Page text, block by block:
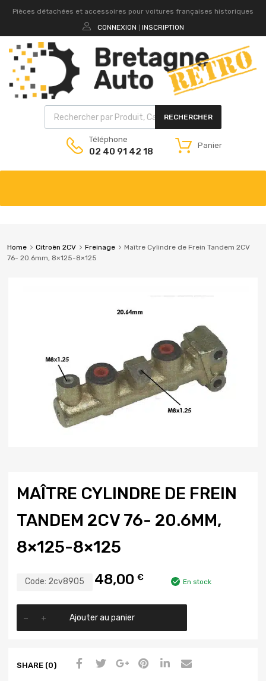
Pièces détachées et accessoires pour voitures françaises historiques
CONNEXION
INSCRIPTION
RECHERCHER
Téléphone
02 40 91 42 18
Panier
Home Citroën 2CV Freinage
Maître Cylindre de Frein Tandem 2CV
76- 20.6mm, 8×125-8×125
MAÎTRE CYLINDRE DE FREIN
TANDEM 2CV 76- 20.6MM,
8×125-8×125
Code: 2cv8905 48,00 € En stock
Ajouter au panier
SHARE (0)